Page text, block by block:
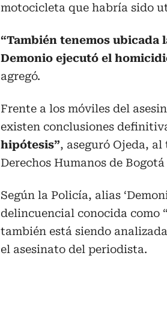
motocicleta que habría sido
“También tenemos
Demonio ejecutó el
agregó.
Frente a los móviles del
existen conclusiones
hipótesis”, aseguró Ojeda,
Derechos Humanos de
Según la Policía, alias
delincuencial conocida como
también está siendo
el asesinato del periodista.